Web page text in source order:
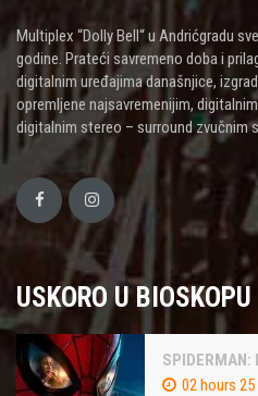
Multiplex “Dolly Bell“ u Andrićgradu
godine. Prateći savremeno doba i
digitalnim uređajima današnjice,
opremljene najsavremenijim,
digitalnim stereo – surround zvučnim
USKORO U BIOSKOPU
SPIDERMAN:
02 hours